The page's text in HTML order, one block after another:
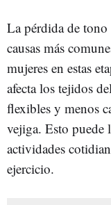
La pérdida de tono
causas más
mujeres en estas
afecta los tejidos
flexibles y menos
vejiga. Esto puede
actividades
ejercicio.